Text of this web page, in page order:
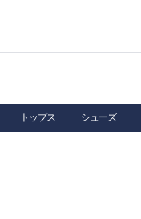
トップス シューズ